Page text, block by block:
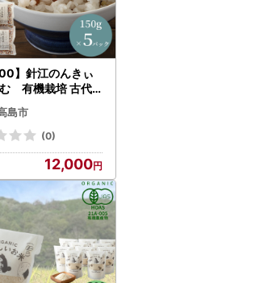
た、配送に関するご希望
願いいたします。
】針江のんきぃ
有機栽培 古代
150g×5パック ［
定品］
島市
(0)
12,000